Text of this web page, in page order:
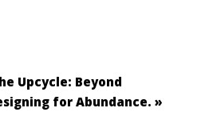
Upcycle: Beyond
for Abundance. »